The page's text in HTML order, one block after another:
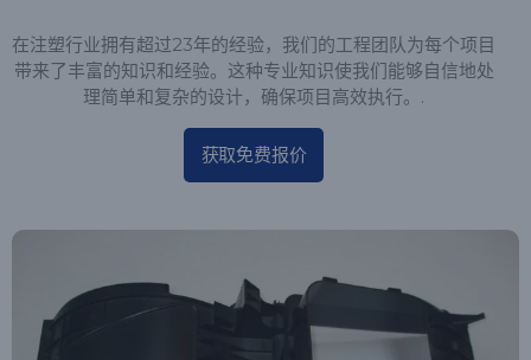
在注塑行业拥有超过23年的经验，我们的工程团队为每个项目
带来了丰富的知识和经验。这种专业知识使我们能够自信地处
理简单和复杂的设计，确保项目高效执行。.
获取免费报价